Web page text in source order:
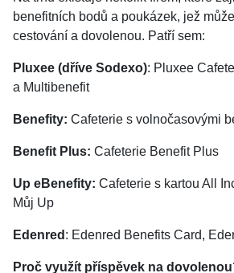
benefitních bodů a poukázek, jež
cestování a dovolenou. Patří sem:
Pluxee (dříve Sodexo): Pluxee
a Multibenefit
Benefity: Cafeterie s volnočasovými
Benefit Plus: Cafeterie Benefit Plus
Up eBenefity: Cafeterie s kartou All
Můj Up
Edenred : Edenred Benefits Card,
Proč využít příspěvek na